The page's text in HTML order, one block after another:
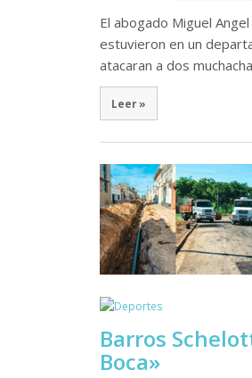
El abogado Miguel
estuvieron en un
atacaran a dos
Leer »
Barros
Boca»